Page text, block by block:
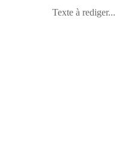
Texte à rediger...